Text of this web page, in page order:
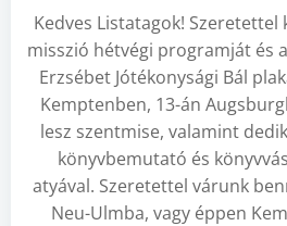
Kedves Listatagok!
misszió hétvégi programját és
Erzsébet Jótékonysági Bál
Kemptenben, 13-án
lesz szentmise, valamint
könyvbemutató és
atyával. Szeretettel várunk
Neu-Ulmba, vagy éppen